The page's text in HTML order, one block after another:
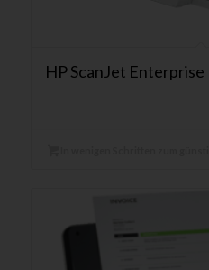
HP ScanJet Enterprise